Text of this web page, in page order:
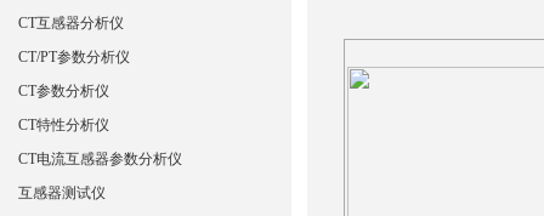
CT互感器分析仪
CT/PT参数分析仪
CT参数分析仪
CT特性分析仪
CT电流互感器参数分析仪
互感器测试仪